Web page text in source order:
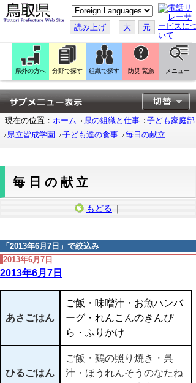
こ
の
ペ
ー
ジ
翻
訳
す
る
読み上げ 大 元
県外の方へ 分野で探す 組織で探す 防災 緊急 メニュー
現在の位置： ホーム 県の組織と仕事
子ども家庭部
県立皆成学園
子ども達の食事 毎日の献立
毎日の献立
もどる ｜
「 2013年6月7日 」で絞込み
2013年6月7日
2013年6月7日
あさごはん
ご飯・味噌汁・お魚ハンバ
ーグ・れんこんのきんぴ
ら・ふりかけ
ひるごはん
ご飯・鶏の照り焼き・呉
汁・ほうれんそうのなたね